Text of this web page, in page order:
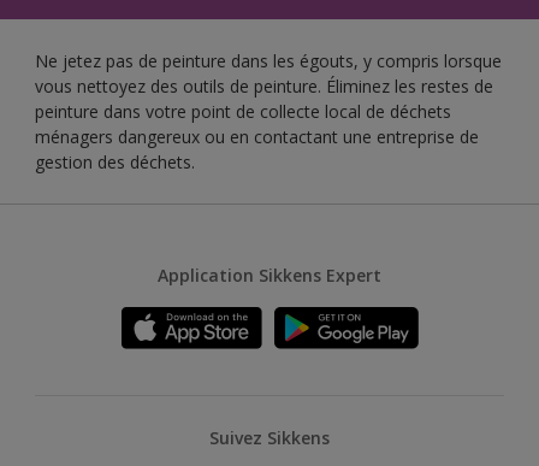
Ne jetez pas de peinture dans les égouts, y compris lorsque
vous nettoyez des outils de peinture. Éliminez les restes de
peinture dans votre point de collecte local de déchets
ménagers dangereux ou en contactant une entreprise de
gestion des déchets.
Application Sikkens Expert
Suivez Sikkens